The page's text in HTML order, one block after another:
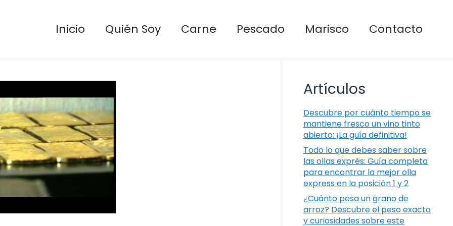
Inicio Quién Soy Carne Pescado Marisco Contacto
Artículos
Descubre por cuánto tiempo se
mantiene fresco un vino tinto
abierto: ¡La guía definitiva!
Todo lo que debes saber sobre
las ollas exprés: Guía completa
para encontrar la mejor olla
express en la posición 1 y 2
¿Cuánto pesa un grano de
arroz? Descubre el peso exacto
y curiosidades sobre este